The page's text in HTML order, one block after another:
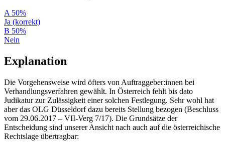
A 50%
Ja (korrekt)
B 50%
Nein
Explanation
Die Vorgehensweise wird öfters von Auftraggeber:innen bei
Verhandlungsverfahren gewählt. In Österreich fehlt bis dato
Judikatur zur Zulässigkeit einer solchen Festlegung. Sehr wohl hat
aber das OLG Düsseldorf dazu bereits Stellung bezogen (Beschluss
vom 29.06.2017 – VII-Verg 7/17). Die Grundsätze der
Entscheidung sind unserer Ansicht nach auch auf die österreichische
Rechtslage übertragbar: